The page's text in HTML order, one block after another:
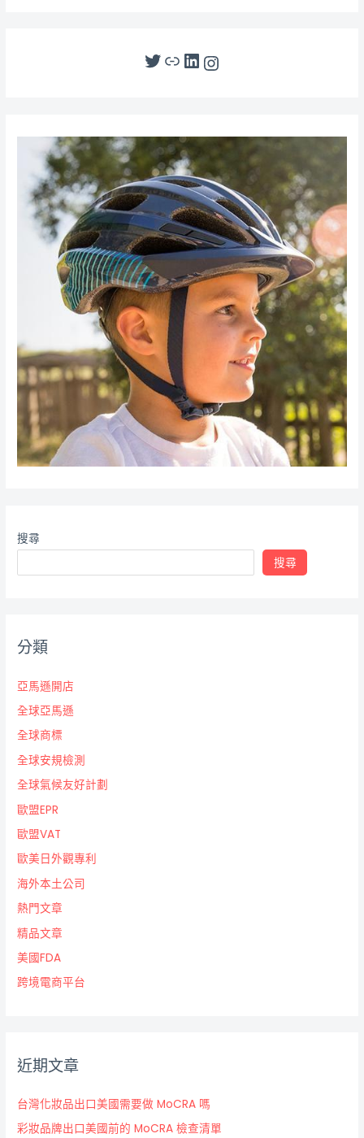
搜尋
搜尋
分類
亞馬遜開店
全球亞馬遜
全球商標
全球安規檢測
全球氣候友好計劃
歐盟EPR
歐盟VAT
歐美日外觀專利
海外本土公司
熱門文章
精品文章
美國FDA
跨境電商平台
近期文章
台灣化妝品出口美國需要做 MoCRA 嗎
彩妝品牌出口美國前的 MoCRA 檢查清單